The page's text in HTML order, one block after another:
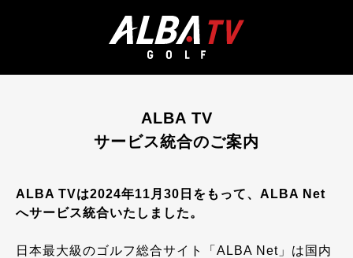
ALBA TV
サービス統合のご案内
ALBA TVは2024年11月30日をもって、ALBA Net
へサービス統合いたしました。
日本最大級のゴルフ総合サイト「ALBA Net」は国内